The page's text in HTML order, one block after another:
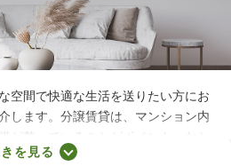
空間で快適な生活を送りたい方にお
します。分譲賃貸は、マンション内
が整っていることがポイント。なか
られた物件もあるので、グレードの
を見る